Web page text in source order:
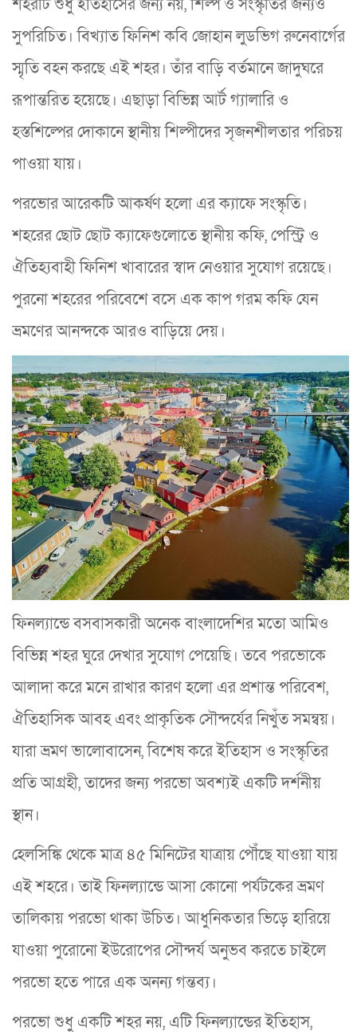
শহরটি শুধু ইতিহাসের জন্য নয়, শিল্প ও সংস্কৃতির জন্যও
সুপরিচিত। বিখ্যাত ফিনিশ কবি জোহান লুডভিগ রুনেবার্গের
স্মৃতি বহন করছে এই শহর। তাঁর বাড়ি বর্তমানে জাদুঘরে
রূপান্তরিত হয়েছে। এছাড়া বিভিন্ন আর্ট গ্যালারি ও
হস্তশিল্পের দোকানে স্থানীয় শিল্পীদের সৃজনশীলতার পরিচয়
পাওয়া যায়।
পরভোর আরেকটি আকর্ষণ হলো এর ক্যাফে সংস্কৃতি।
শহরের ছোট ছোট ক্যাফেগুলোতে স্থানীয় কফি, পেস্ট্রি ও
ঐতিহ্যবাহী ফিনিশ খাবারের স্বাদ নেওয়ার সুযোগ রয়েছে।
পুরনো শহরের পরিবেশে বসে এক কাপ গরম কফি যেন
ভ্রমণের আনন্দকে আরও বাড়িয়ে দেয়।
ফিনল্যান্ডে বসবাসকারী অনেক বাংলাদেশির মতো আমিও
বিভিন্ন শহর ঘুরে দেখার সুযোগ পেয়েছি। তবে পরভোকে
আলাদা করে মনে রাখার কারণ হলো এর প্রশান্ত পরিবেশ,
ঐতিহাসিক আবহ এবং প্রাকৃতিক সৌন্দর্যের নিখুঁত সমন্বয়।
যারা ভ্রমণ ভালোবাসেন, বিশেষ করে ইতিহাস ও সংস্কৃতির
প্রতি আগ্রহী, তাদের জন্য পরভো অবশ্যই একটি দর্শনীয়
স্থান।
হেলসিঙ্কি থেকে মাত্র ৪৫ মিনিটের যাত্রায় পৌঁছে যাওয়া যায়
এই শহরে। তাই ফিনল্যান্ডে আসা কোনো পর্যটকের ভ্রমণ
তালিকায় পরভো থাকা উচিত। আধুনিকতার ভিড়ে হারিয়ে
যাওয়া পুরোনো ইউরোপের সৌন্দর্য অনুভব করতে চাইলে
পরভো হতে পারে এক অনন্য গন্তব্য।
পরভো শুধু একটি শহর নয়, এটি ফিনল্যান্ডের ইতিহাস,